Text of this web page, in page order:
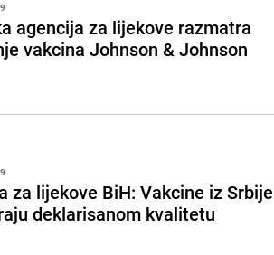
agencija za lijekove razmatra
vakcina Johnson & Johnson
za lijekove BiH: Vakcine iz Srbije
deklarisanom kvalitetu